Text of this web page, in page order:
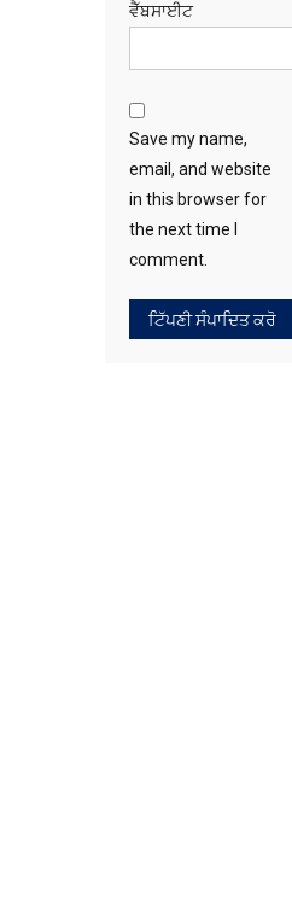
ਵੈੱਬਸਾਈਟ
Save my name,
email, and website
in this browser for
the next time I
comment.